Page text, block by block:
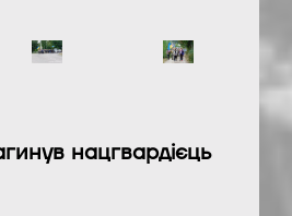
нацгвардієць